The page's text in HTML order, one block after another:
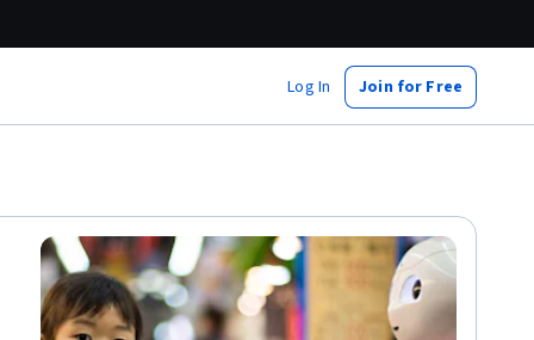
Log In Join for Free